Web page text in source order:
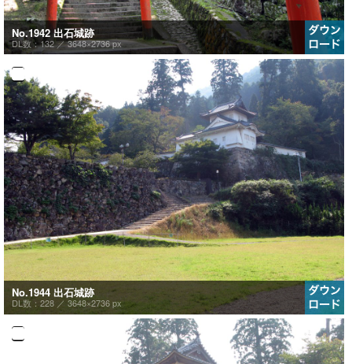
No.1942 出石城跡
DL数：132 ／3648×2736 px
No.1944 出石城跡
DL数：228 ／ 3648×2736 px